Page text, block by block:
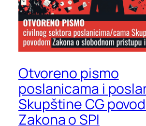
Otvoreno pismo
poslanicama i
Skupštine CG
Zakona o SPI